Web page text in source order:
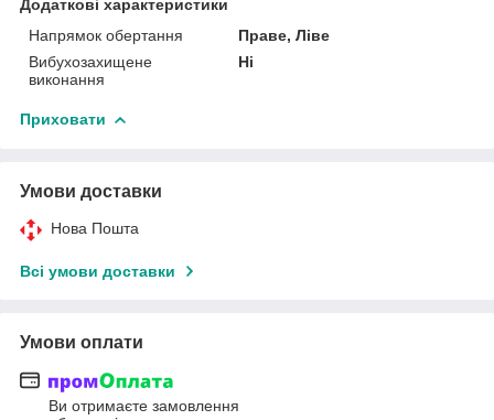
Додаткові характеристики
Напрямок обертання
Праве, Ліве
Вибухозахищене
виконання
Ні
Приховати
Умови доставки
Нова Пошта
Всі умови доставки
Умови оплати
Ви отримаєте замовлення